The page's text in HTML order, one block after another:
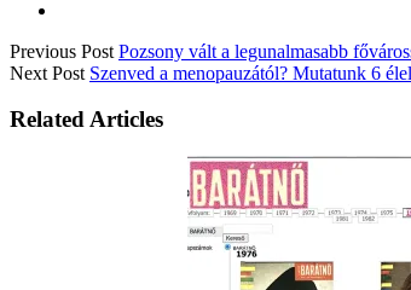
Previous Post Pozsony vált a legunalmasabb
Next Post Szenved a menopauzától? Mutatunk 6
Related Articles